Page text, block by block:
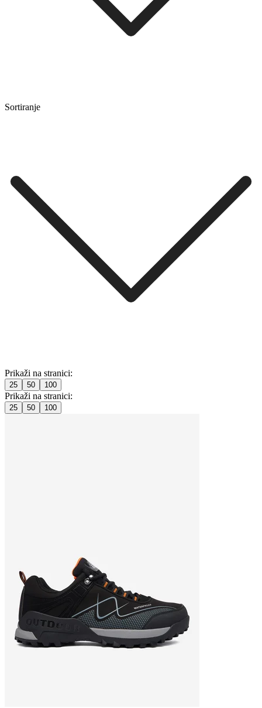
Sortiranje
Prikaži na stranici:
25 50 100
Prikaži na stranici:
25 50 100